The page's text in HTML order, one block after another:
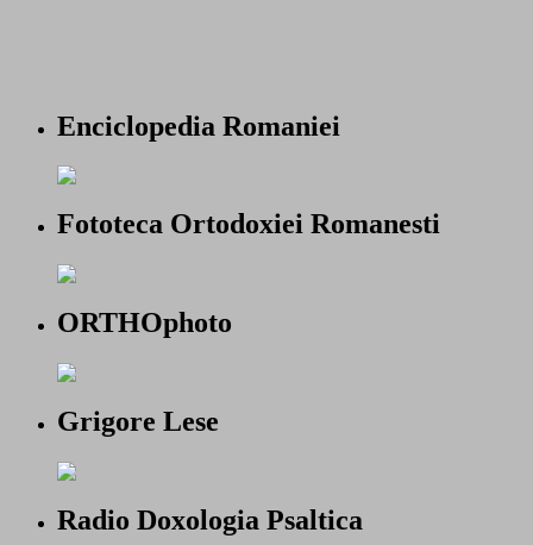
Enciclopedia Romaniei
Fototeca Ortodoxiei Romanesti
ORTHOphoto
Grigore Lese
Radio Doxologia Psaltica